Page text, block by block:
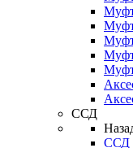
ССД
ССД